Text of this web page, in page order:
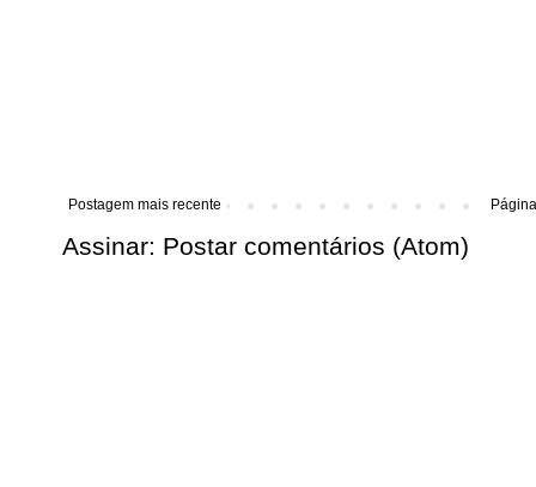
Postagem mais recente
Assinar: Postar comentários (Atom)